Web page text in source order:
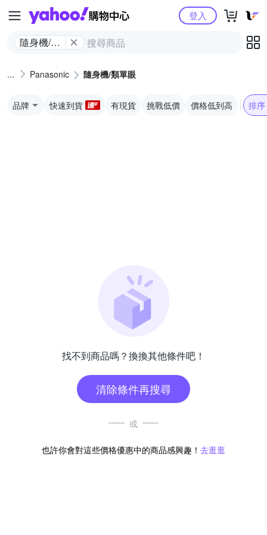
Yahoo購物中心
隨身機/類
登入
Panasonic 隨身機/類單眼
品牌 快速到貨 有現貨 挑戰低價 價格低到高 排序
找不到商品嗎？換換其他條件吧！
清除條件再搜尋
或
也許你會對這些價格優惠中的商品感興趣！ 去逛逛